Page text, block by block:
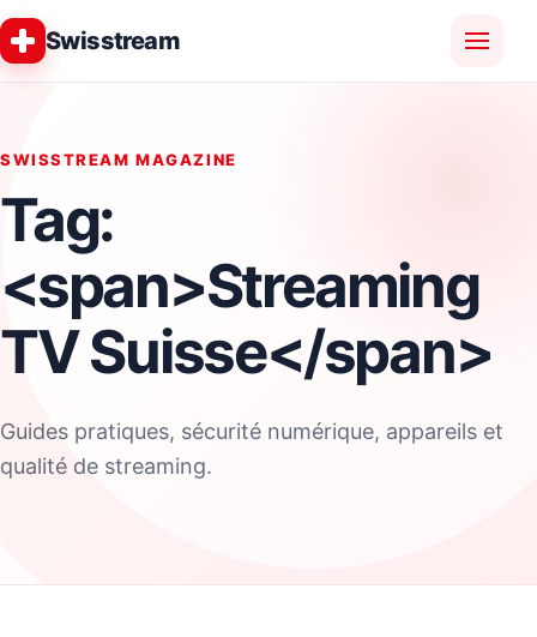
Swisstream
SWISSTREAM MAGAZINE
Tag:
<span>Streaming
TV Suisse</span>
Guides pratiques, sécurité numérique, appareils et
qualité de streaming.